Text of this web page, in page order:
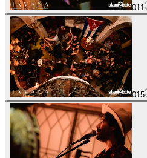
011
015